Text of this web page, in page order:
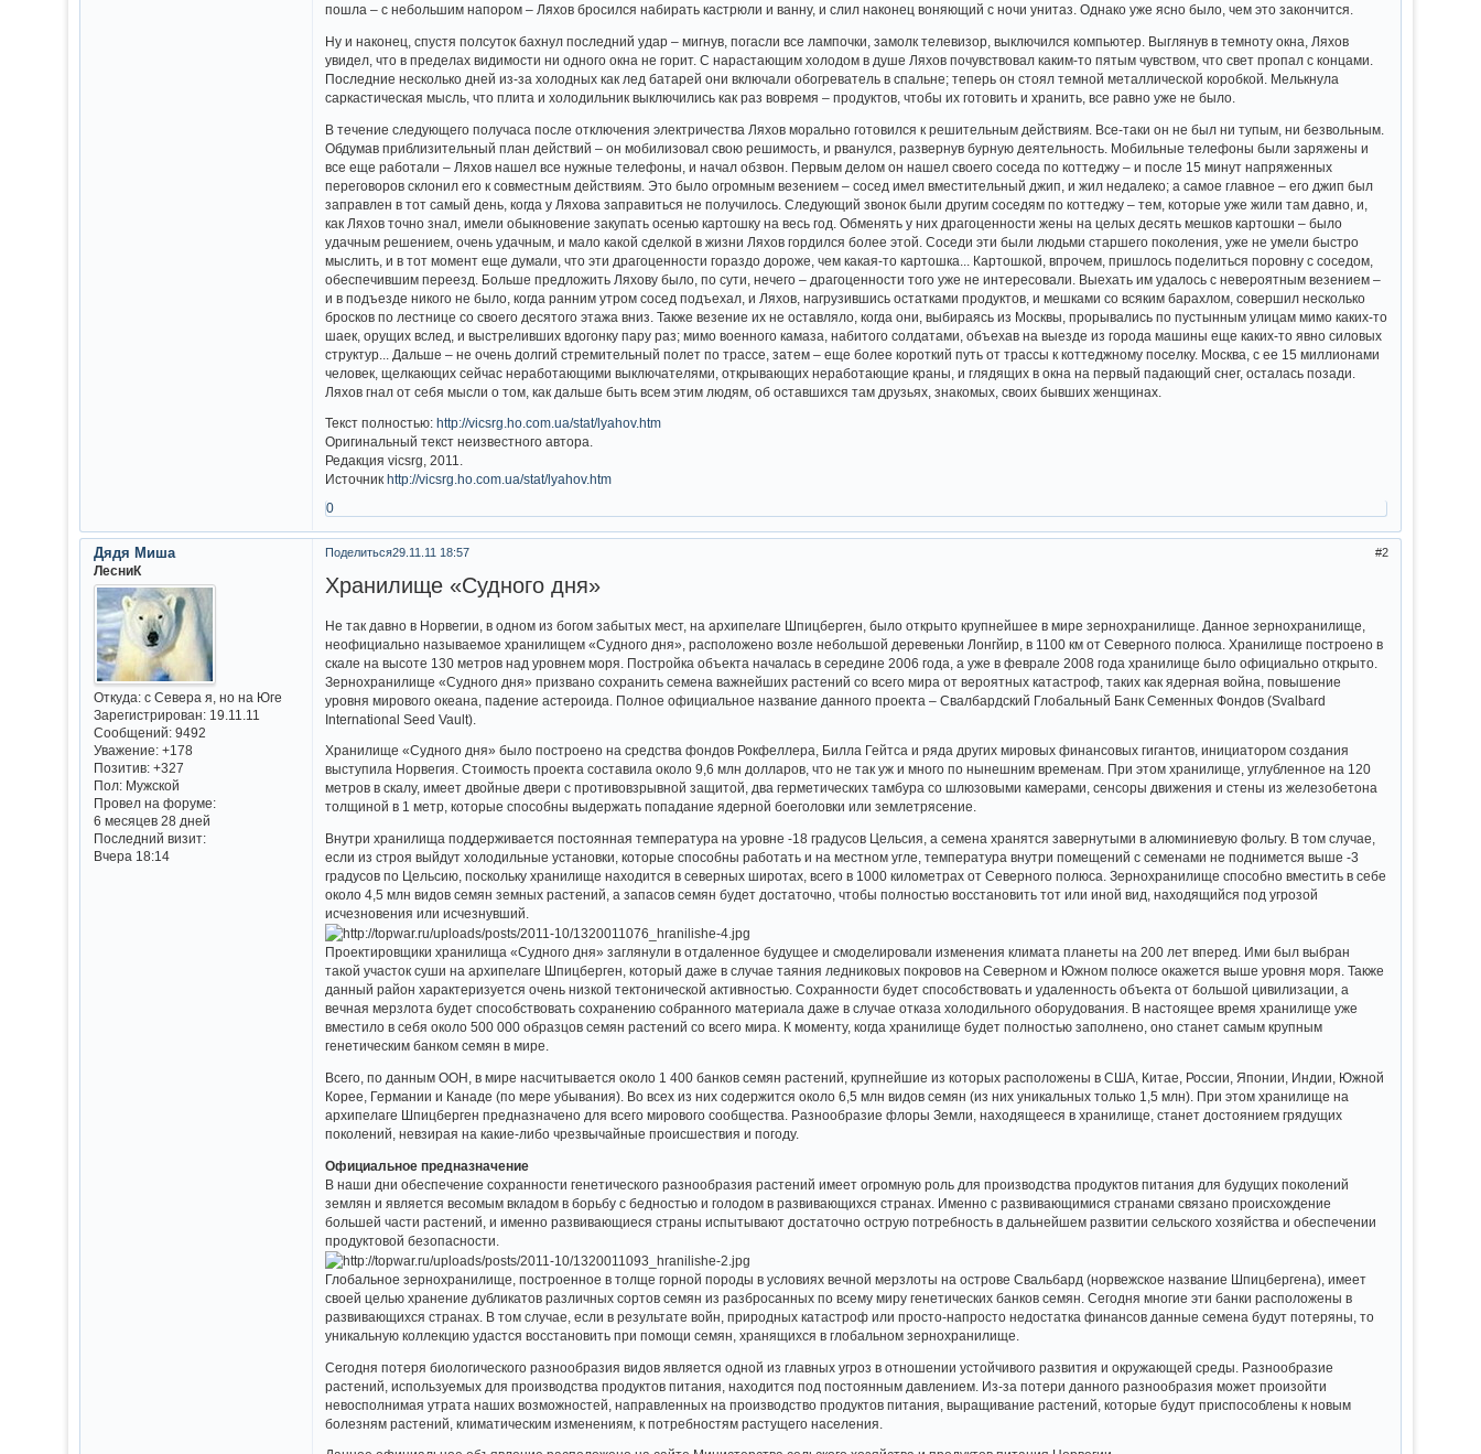
пошла – с небольшим напором – Ляхов бросился набирать кастрюли и ванну, и слил наконец воняющий с ночи унитаз. Однако уже ясно было, чем это закончится.
Ну и наконец, спустя полсуток бахнул последний удар – мигнув, погасли все лампочки, замолк телевизор, выключился компьютер. Выглянув в темноту окна, Ляхов
увидел, что в пределах видимости ни одного окна не горит. С нарастающим холодом в душе Ляхов почувствовал каким-то пятым чувством, что свет пропал с концами.
Последние несколько дней из-за холодных как лед батарей они включали обогреватель в спальне; теперь он стоял темной металлической коробкой. Мелькнула
саркастическая мысль, что плита и холодильник выключились как раз вовремя – продуктов, чтобы их готовить и хранить, все равно уже не было.
В течение следующего получаса после отключения электричества Ляхов морально готовился к решительным действиям. Все-таки он не был ни тупым, ни безвольным.
Обдумав приблизительный план действий – он мобилизовал свою решимость, и рванулся, развернув бурную деятельность. Мобильные телефоны были заряжены и
все еще работали – Ляхов нашел все нужные телефоны, и начал обзвон. Первым делом он нашел своего соседа по коттеджу – и после 15 минут напряженных
переговоров склонил его к совместным действиям. Это было огромным везением – сосед имел вместительный джип, и жил недалеко; а самое главное – его джип был
заправлен в тот самый день, когда у Ляхова заправиться не получилось. Следующий звонок были другим соседям по коттеджу – тем, которые уже жили там давно, и,
как Ляхов точно знал, имели обыкновение закупать осенью картошку на весь год. Обменять у них драгоценности жены на целых десять мешков картошки – было
удачным решением, очень удачным, и мало какой сделкой в жизни Ляхов гордился более этой. Соседи эти были людьми старшего поколения, уже не умели быстро
мыслить, и в тот момент еще думали, что эти драгоценности гораздо дороже, чем какая-то картошка... Картошкой, впрочем, пришлось поделиться поровну с соседом,
обеспечившим переезд. Больше предложить Ляхову было, по сути, нечего – драгоценности того уже не интересовали. Выехать им удалось с невероятным везением –
и в подъезде никого не было, когда ранним утром сосед подъехал, и Ляхов, нагрузившись остатками продуктов, и мешками со всяким барахлом, совершил несколько
бросков по лестнице со своего десятого этажа вниз. Также везение их не оставляло, когда они, выбираясь из Москвы, прорывались по пустынным улицам мимо каких-то
шаек, орущих вслед, и выстреливших вдогонку пару раз; мимо военного камаза, набитого солдатами, объехав на выезде из города машины еще каких-то явно силовых
структур... Дальше – не очень долгий стремительный полет по трассе, затем – еще более короткий путь от трассы к коттеджному поселку. Москва, с ее 15 миллионами
человек, щелкающих сейчас неработающими выключателями, открывающих неработающие краны, и глядящих в окна на первый падающий снег, осталась позади.
Ляхов гнал от себя мысли о том, как дальше быть всем этим людям, об оставшихся там друзьях, знакомых, своих бывших женщинах.
Текст полностью: http://vicsrg.ho.com.ua/stat/lyahov.htm
Оригинальный текст неизвестного автора.
Редакция vicsrg, 2011.
Источник http://vicsrg.ho.com.ua/stat/lyahov.htm
0
Поделиться 2
29.11.11 18:57
Дядя Миша
ЛесниК
Откуда:с Севера я, но на Юге
Зарегистрирован: 19.11.11
Сообщений:9492
Уважение: +178
Позитив: +327
Пол:Мужской
Провел на форуме:
6 месяцев 28 дней
Последний визит:
Вчера 18:14
Хранилище «Судного дня»
Не так давно в Норвегии, в одном из богом забытых мест, на архипелаге Шпицберген, было открыто крупнейшее в мире зернохранилище. Данное зернохранилище,
неофициально называемое хранилищем «Судного дня», расположено возле небольшой деревеньки Лонгйир, в 1100 км от Северного полюса. Хранилище построено в
скале на высоте 130 метров над уровнем моря. Постройка объекта началась в середине 2006 года, а уже в феврале 2008 года хранилище было официально открыто.
Зернохранилище «Судного дня» призвано сохранить семена важнейших растений со всего мира от вероятных катастроф, таких как ядерная война, повышение
уровня мирового океана, падение астероида. Полное официальное название данного проекта – Свалбардский Глобальный Банк Семенных Фондов (Svalbard
International Seed Vault).
Хранилище «Судного дня» было построено на средства фондов Рокфеллера, Билла Гейтса и ряда других мировых финансовых гигантов, инициатором создания
выступила Норвегия. Стоимость проекта составила около 9,6 млн долларов, что не так уж и много по нынешним временам. При этом хранилище, углубленное на 120
метров в скалу, имеет двойные двери с противовзрывной защитой, два герметических тамбура со шлюзовыми камерами, сенсоры движения и стены из железобетона
толщиной в 1 метр, которые способны выдержать попадание ядерной боеголовки или землетрясение.
Внутри хранилища поддерживается постоянная температура на уровне -18 градусов Цельсия, а семена хранятся завернутыми в алюминиевую фольгу. В том случае,
если из строя выйдут холодильные установки, которые способны работать и на местном угле, температура внутри помещений с семенами не поднимется выше -3
градусов по Цельсию, поскольку хранилище находится в северных широтах, всего в 1000 километрах от Северного полюса. Зернохранилище способно вместить в себе
около 4,5 млн видов семян земных растений, а запасов семян будет достаточно, чтобы полностью восстановить тот или иной вид, находящийся под угрозой
исчезновения или исчезнувший.
Проектировщики хранилища «Судного дня» заглянули в отдаленное будущее и смоделировали изменения климата планеты на 200 лет вперед. Ими был выбран
такой участок суши на архипелаге Шпицберген, который даже в случае таяния ледниковых покровов на Северном и Южном полюсе окажется выше уровня моря. Также
данный район характеризуется очень низкой тектонической активностью. Сохранности будет способствовать и удаленность объекта от большой цивилизации, а
вечная мерзлота будет способствовать сохранению собранного материала даже в случае отказа холодильного оборудования. В настоящее время хранилище уже
вместило в себя около 500 000 образцов семян растений со всего мира. К моменту, когда хранилище будет полностью заполнено, оно станет самым крупным
генетическим банком семян в мире.
Всего, по данным ООН, в мире насчитывается около 1 400 банков семян растений, крупнейшие из которых расположены в США, Китае, России, Японии, Индии, Южной
Корее, Германии и Канаде (по мере убывания). Во всех из них содержится около 6,5 млн видов семян (из них уникальных только 1,5 млн). При этом хранилище на
архипелаге Шпицберген предназначено для всего мирового сообщества. Разнообразие флоры Земли, находящееся в хранилище, станет достоянием грядущих
поколений, невзирая на какие-либо чрезвычайные происшествия и погоду.
Официальное предназначение
В наши дни обеспечение сохранности генетического разнообразия растений имеет огромную роль для производства продуктов питания для будущих поколений
землян и является весомым вкладом в борьбу с бедностью и голодом в развивающихся странах. Именно с развивающимися странами связано происхождение
большей части растений, и именно развивающиеся страны испытывают достаточно острую потребность в дальнейшем развитии сельского хозяйства и обеспечении
продуктовой безопасности.
Глобальное зернохранилище, построенное в толще горной породы в условиях вечной мерзлоты на острове Свальбард (норвежское название Шпицбергена), имеет
своей целью хранение дубликатов различных сортов семян из разбросанных по всему миру генетических банков семян. Сегодня многие эти банки расположены в
развивающихся странах. В том случае, если в результате войн, природных катастроф или просто-напросто недостатка финансов данные семена будут потеряны, то
уникальную коллекцию удастся восстановить при помощи семян, хранящихся в глобальном зернохранилище.
Сегодня потеря биологического разнообразия видов является одной из главных угроз в отношении устойчивого развития и окружающей среды. Разнообразие
растений, используемых для производства продуктов питания, находится под постоянным давлением. Из-за потери данного разнообразия может произойти
невосполнимая утрата наших возможностей, направленных на производство продуктов питания, выращивание растений, которые будут приспособлены к новым
болезням растений, климатическим изменениям, к потребностям растущего населения.